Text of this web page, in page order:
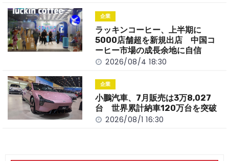
企業
ラッキンコーヒー、上半期に
5000店舗超を新規出店 中国コ
ーヒー市場の成長余地に自信
2026/08/4 18:30
企業
小鵬汽車、7月販売は3万8,027
台 世界累計納車120万台を突破
2026/08/1 16:30